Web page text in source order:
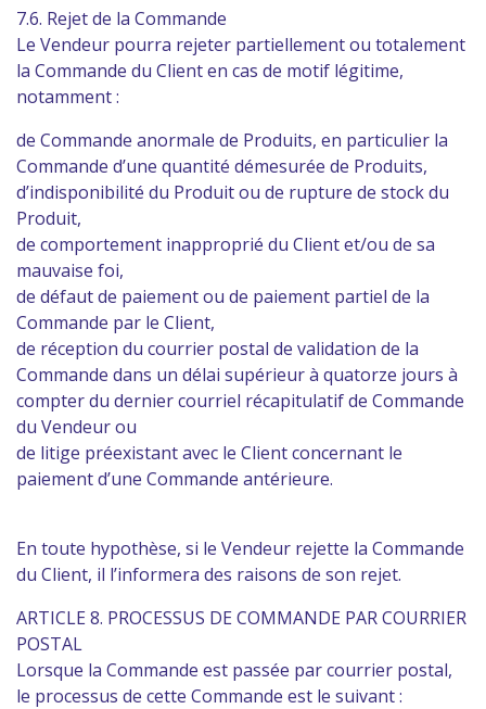
7.6. Rejet de la Commande
Le Vendeur pourra rejeter partiellement ou totalement
la Commande du Client en cas de motif légitime,
notamment :
de Commande anormale de Produits, en particulier la
Commande d’une quantité démesurée de Produits,
d’indisponibilité du Produit ou de rupture de stock du
Produit,
de comportement inapproprié du Client et/ou de sa
mauvaise foi,
de défaut de paiement ou de paiement partiel de la
Commande par le Client,
de réception du courrier postal de validation de la
Commande dans un délai supérieur à quatorze jours à
compter du dernier courriel récapitulatif de Commande
du Vendeur ou
de litige préexistant avec le Client concernant le
paiement d’une Commande antérieure.
En toute hypothèse, si le Vendeur rejette la Commande
du Client, il l’informera des raisons de son rejet.
ARTICLE 8. PROCESSUS DE COMMANDE PAR COURRIER
POSTAL
Lorsque la Commande est passée par courrier postal,
le processus de cette Commande est le suivant :